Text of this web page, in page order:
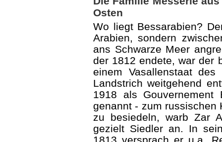
Osten
Wo liegt Bessarabien?
Arabien, sondern
ans Schwarze Meer
der 1812 endete, war der
einem Vasallenstaat des
Landstrich weitgehend
1918 als Gouvernement
genannt - zum russischen
zu besiedeln, warb Zar
gezielt Siedler an. In